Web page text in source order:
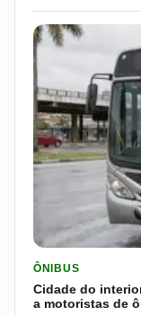
ÔNIBUS
Cidade do
a motoristas de